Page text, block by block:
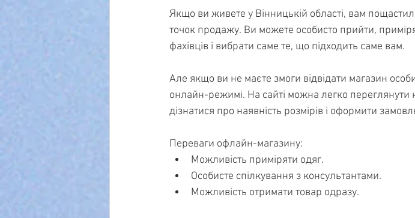
Якщо ви живете у Вінницькій області, вам
точок продажу. Ви можете особисто прийти,
фахівців і вибрати саме те, що підходить саме вам.
Але якщо ви не маєте змоги відвідати магазин
онлайн-режимі. На сайті можна легко переглянути
дізнатися про наявність розмірів і оформити
Переваги офлайн-магазину:
Можливість приміряти одяг.
Особисте спілкування з консультантами.
Можливість отримати товар одразу.